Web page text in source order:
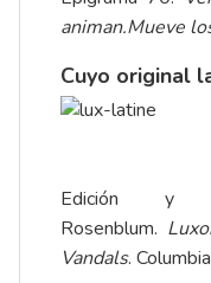
animan.Mueve
Cuyo original
Edición y
Rosenblum.
Vandals.